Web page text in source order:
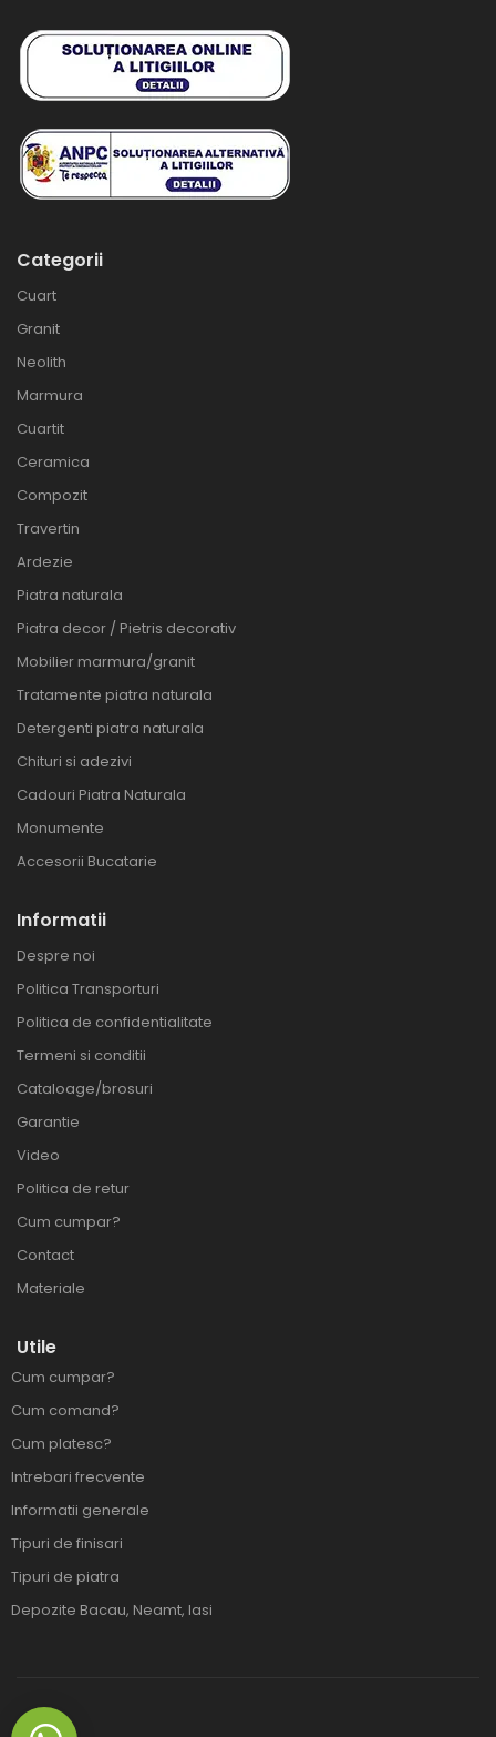
Categorii
Cuart
Granit
Neolith
Marmura
Cuartit
Ceramica
Compozit
Travertin
Ardezie
Piatra naturala
Piatra decor / Pietris decorativ
Mobilier marmura/granit
Tratamente piatra naturala
Detergenti piatra naturala
Chituri si adezivi
Cadouri Piatra Naturala
Monumente
Accesorii Bucatarie
Informatii
Despre noi
Politica Transporturi
Politica de confidentialitate
Termeni si conditii
Cataloage/brosuri
Garantie
Video
Politica de retur
Cum cumpar?
Contact
Materiale
Utile
Cum cumpar?
Cum comand?
Cum platesc?
Intrebari frecvente
Informatii generale
Tipuri de finisari
Tipuri de piatra
Depozite Bacau, Neamt, Iasi